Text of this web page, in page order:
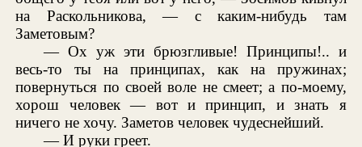
на Раскольникова, — с каким-нибудь там
Заметовым?
— Ох уж эти брюзгливые! Принципы!.. и
весь-то ты на принципах, как на пружинах;
повернуться по своей воле не смеет; а по-моему,
хорош человек — вот и принцип, и знать я
ничего не хочу. Заметов человек чудеснейший.
— И руки греет.